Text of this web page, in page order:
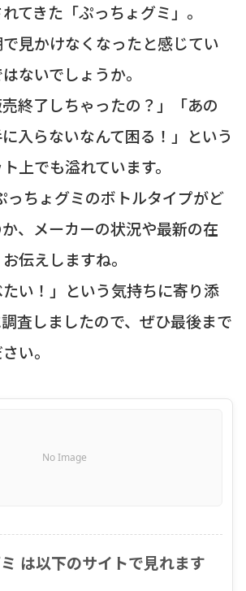
てきた「ぷっちょグミ」。
見かけなくなったと感じてい
ないでしょうか。
売終了しちゃったの？」「あの
入らないなんて困る！」という
上でも溢れています。
っちょグミのボトルタイプがど
、メーカーの状況や最新の在
伝えしますね。
い！」という気持ちに寄り添
査しましたので、ぜひ最後まで
い。
No Image
は以下のサイトで見れます